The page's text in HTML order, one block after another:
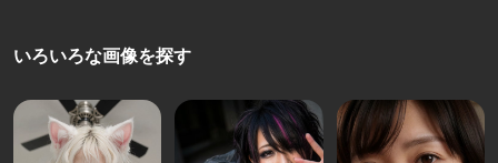
いろいろな画像を探す